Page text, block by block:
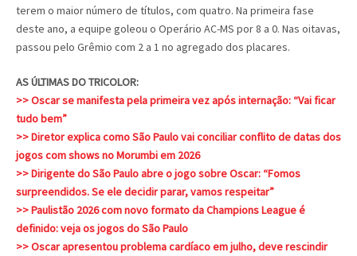
terem o maior número de títulos, com quatro. Na primeira fase
deste ano, a equipe goleou o Operário AC-MS por 8 a 0. Nas oitavas,
passou pelo Grêmio com 2 a 1 no agregado dos placares.
AS ÚLTIMAS DO TRICOLOR:
>> Oscar se manifesta pela primeira vez após internação: “Vai ficar
tudo bem”
>> Diretor explica como São Paulo vai conciliar conflito de datas dos
jogos com shows no Morumbi em 2026
>> Dirigente do São Paulo abre o jogo sobre Oscar: “Fomos
surpreendidos. Se ele decidir parar, vamos respeitar”
>> Paulistão 2026 com novo formato da Champions League é
definido: veja os jogos do São Paulo
>> Oscar apresentou problema cardíaco em julho, deve rescindir